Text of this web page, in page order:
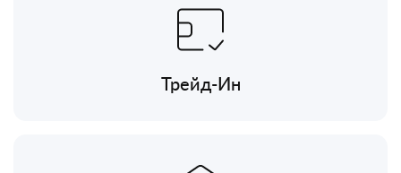
Трейд-Ин